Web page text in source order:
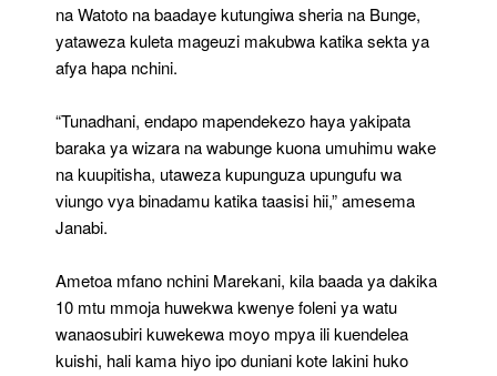
na Watoto na baadaye kutungiwa sheria na Bunge,
yataweza kuleta mageuzi makubwa katika sekta ya
afya hapa nchini.
“Tunadhani, endapo mapendekezo haya yakipata
baraka ya wizara na wabunge kuona umuhimu wake
na kuupitisha, utaweza kupunguza upungufu wa
viungo vya binadamu katika taasisi hii,” amesema
Janabi.
Ametoa mfano nchini Marekani, kila baada ya dakika
10 mtu mmoja huwekwa kwenye foleni ya watu
wanaosubiri kuwekewa moyo mpya ili kuendelea
kuishi, hali kama hiyo ipo duniani kote lakini huko